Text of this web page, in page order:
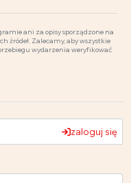
ani za opisy sporządzone na
źródeł. Zalecamy, aby wszystkie
wydarzenia weryfikować
zaloguj się